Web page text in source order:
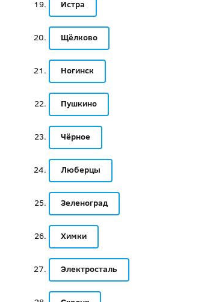
Истра
Щёлково
Ногинск
Пушкино
Чёрное
Люберцы
Зеленоград
Химки
Электросталь